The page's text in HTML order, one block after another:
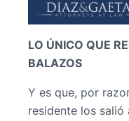
LO ÚNICO QUE
BALAZOS
Y es que, por
residente los salió